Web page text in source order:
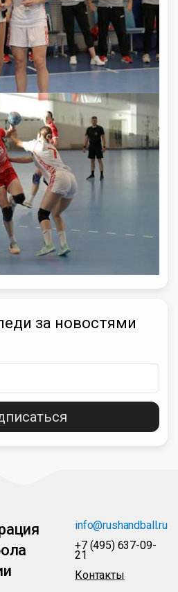
за новостями
info@rushandball.ru
+7 (495) 637-09-
21
Контакты